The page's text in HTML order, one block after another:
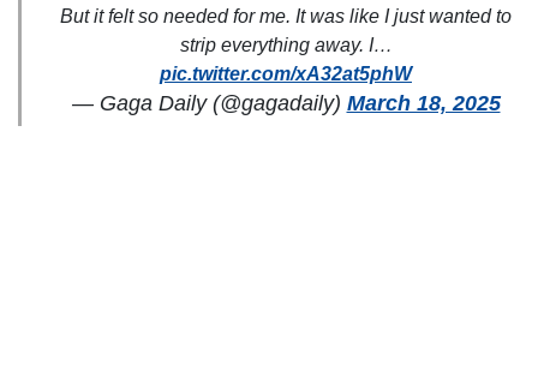
But it felt so needed for me. It was like I just wanted to
strip everything away. I…
pic.twitter.com/xA32at5phW
— Gaga Daily (@gagadaily) March 18, 2025